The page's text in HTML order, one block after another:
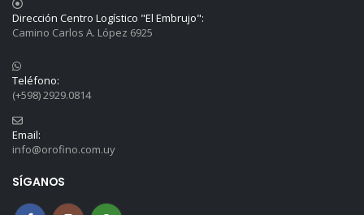
Dirección Centro Logístico "El Embrujo":
Camino Carlos A. López 6925
Teléfono:
(+598) 2929.0814
Email:
info@orofino.com.uy
SÍGANOS